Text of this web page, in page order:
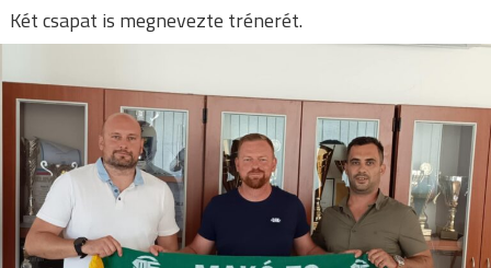
Két csapat is megnevezte trénerét.